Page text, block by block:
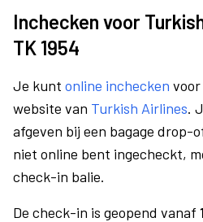
Inchecken voor
TK 1954
Je kunt online inchecken
website van Turkish Airlines.
afgeven bij een bagage drop-
niet online bent ingecheckt,
check-in balie.
De check-in is geopend vanaf